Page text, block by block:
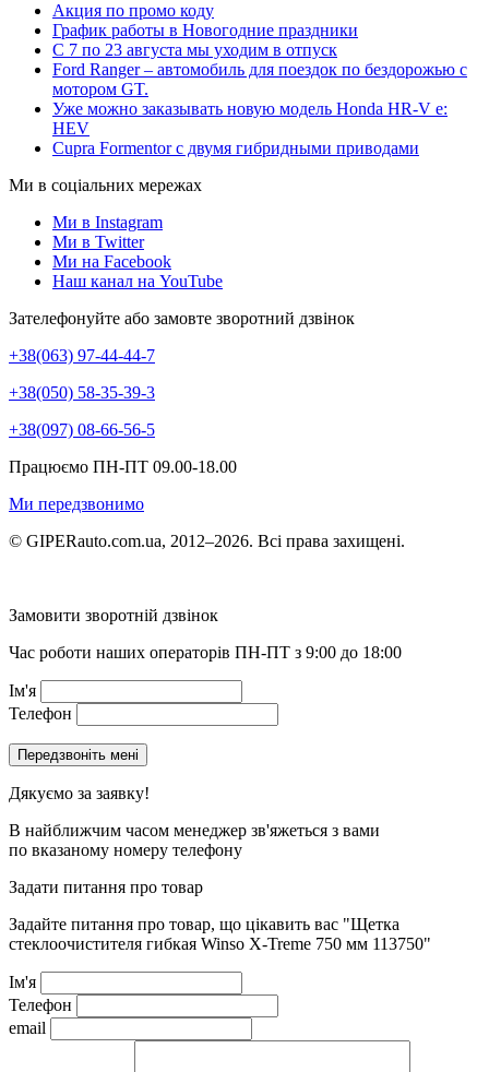
Акция по промо коду
График работы в Новогодние праздники
С 7 по 23 августа мы уходим в отпуск
Ford Ranger – автомобиль для поездок по бездорожью с
мотором GT.
Уже можно заказывать новую модель Honda HR-V e:
HEV
Cupra Formentor с двумя гибридными приводами
Ми в соціальних мережах
Ми в Instagram
Ми в Twitter
Ми на Facebook
Наш канал на YouTube
Зателефонуйте або замовте зворотний дзвінок
+38(063) 97-44-44-7
+38(050) 58-35-39-3
+38(097) 08-66-56-5
Працюємо ПН-ПТ 09.00-18.00
Ми передзвонимо
© GIPERauto.com.ua, 2012–2026. Всі права захищені.
Замовити зворотній дзвінок
Час роботи наших операторів ПН-ПТ з 9:00 до 18:00
Ім'я
Телефон
Дякуємо за заявку!
В найближчим часом менеджер зв'яжеться з вами
по вказаному номеру телефону
Задати питання про товар
Задайте питання про товар, що цікавить вас "Щетка
стеклоочистителя гибкая Winso X-Treme 750 мм 113750"
Ім'я
Телефон
email